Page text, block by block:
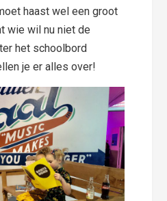
haast wel een groot
wie wil nu niet de
het schoolbord
je er alles over!